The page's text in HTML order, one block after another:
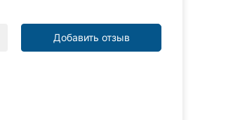
Добавить отзыв